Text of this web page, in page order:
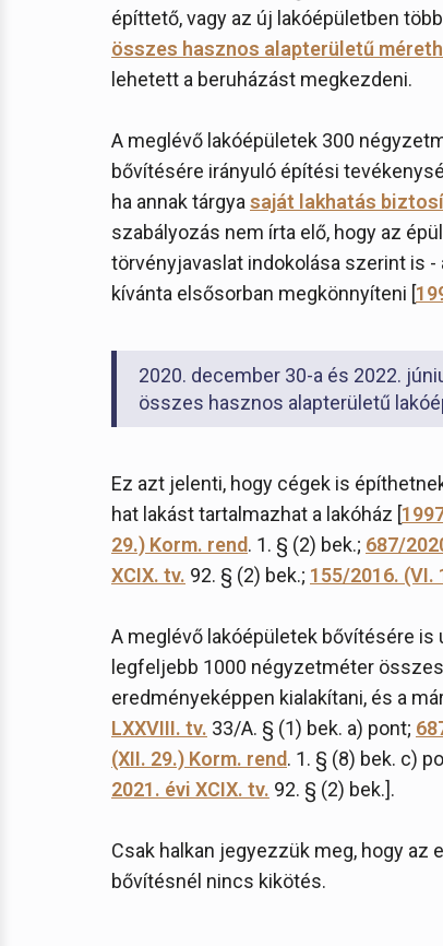
építtető, vagy az új lakóépületben
összes hasznos alapterületű
lehetett a beruházást megkezdeni.
A meglévő lakóépületek 300
bővítésére irányuló építési
ha annak tárgya saját lakhatás
szabályozás nem írta elő, hogy az
törvényjavaslat indokolása szerint is
kívánta elsősorban megkönnyíteni [
2020. december 30-a és 2022.
összes hasznos alapterületű
Ez azt jelenti, hogy cégek is
hat lakást tartalmazhat a lakóház [
29.) Korm. rend. 1. § (2) bek.; 687/
XCIX. tv. 92. § (2) bek.; 155/2016. (VI.
A meglévő lakóépületek bővítésére
legfeljebb 1000 négyzetméter
eredményeképpen kialakítani, és a
LXXVIII. tv. 33/A. § (1) bek. a) pont;
(XII. 29.) Korm. rend. 1. § (8) bek. c)
2021. évi XCIX. tv. 92. § (2) bek.].
Csak halkan jegyezzük meg, hogy
bővítésnél nincs kikötés.